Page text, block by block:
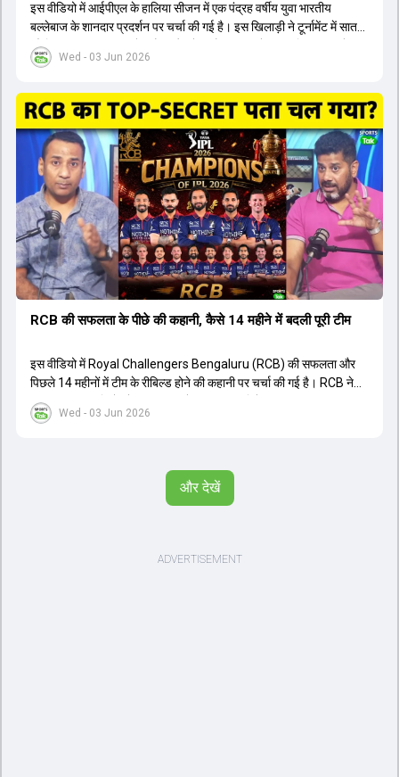
Wed - 03 Jun 2026
इस वीडियो में आईपीएल के हालिया सीजन में एक पंद्रह वर्षीय युवा भारतीय
बल्लेबाज के शानदार प्रदर्शन पर चर्चा की गई है। इस खिलाड़ी ने टूर्नामेंट में सात
सौ छिहत्तर रन बनाकर ऑरेंज कैप और मोस्ट वैल्युएबल प्लेयर का खिताब अपने नाम
किया है। वीडियो में बताया गया है कि ऑस्ट्रेलियाई टीम के वर्तमान कप्तान और
ऑस्ट्रेलियाई कप्तान के अनुसार, शुरुआत में लोगों को इस खिलाड़ी के प्रदर्शन पर
संदेह था, लेकिन अब उसने खुद को एक बेहतरीन बल्लेबाज साबित कर दिया है जो
गेंद को बाउंड्री के काफी पार मारने की क्षमता रखता है। वहीं, इंग्लैंड के पूर्व कप्तान
ने कहा कि टूर्नामेंट जीतने वाली टीम के अलावा इस सीजन की सबसे बड़ी बात इस
युवा खिलाड़ी का प्रदर्शन रहा है, जिसे देखने के लिए स्टेडियम में भारी भीड़ उमड़ती
थी। शानदार प्रदर्शन के बाद इस युवा खिलाड़ी को श्रीलंका में होने वाली
त्रिकोणीय सीरीज के लिए इंडिया ए टीम में भी शामिल कर लिया गया है।
Wed - 03 Jun 2026
RCB की सफलता के पीछे की कहानी, कैसे 14 महीने में बदली पूरी टीम
इस वीडियो में Royal Challengers Bengaluru (RCB) की सफलता और
पिछले 14 महीनों में टीम के रीबिल्ड होने की कहानी पर चर्चा की गई है। RCB ने
अपनी पुरानी गलतियों को स्वीकार करते हुए एक नया रिसेट बटन दबाया। टीम
मैनेजमेंट में Mo Bobat, Andy Flower, Dinesh Karthik और एनालिस्ट
जैसे भारतीय खिलाड़ियों को टीम में शामिल किया गया, जिन्होंने शानदार प्रदर्शन
किया। इसके अलावा, Virat Kohli की भूमिका में भी बदलाव देखा गया, जहां वह
और देखें